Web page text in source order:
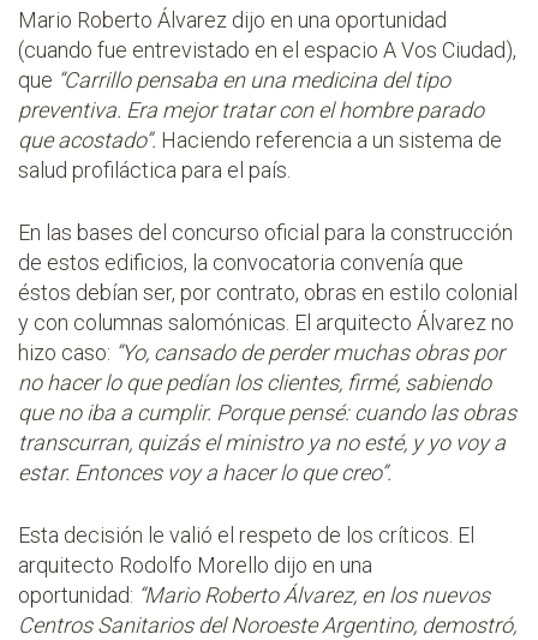
Mario Roberto Álvarez dijo en una oportunidad
(cuando fue entrevistado en el espacio A Vos Ciudad),
que “Carrillo pensaba en una medicina del tipo
preventiva. Era mejor tratar con el hombre parado
que acostado”. Haciendo referencia a un sistema de
salud profiláctica para el país.
En las bases del concurso oficial para la construcción
de estos edificios, la convocatoria convenía que
éstos debían ser, por contrato, obras en estilo colonial
y con columnas salomónicas. El arquitecto Álvarez no
hizo caso: “Yo, cansado de perder muchas obras por
no hacer lo que pedían los clientes, firmé, sabiendo
que no iba a cumplir. Porque pensé: cuando las obras
transcurran, quizás el ministro ya no esté, y yo voy a
estar. Entonces voy a hacer lo que creo”.
Esta decisión le valió el respeto de los críticos. El
arquitecto Rodolfo Morello dijo en una
oportunidad: “Mario Roberto Álvarez, en los nuevos
Centros Sanitarios del Noroeste Argentino, demostró,